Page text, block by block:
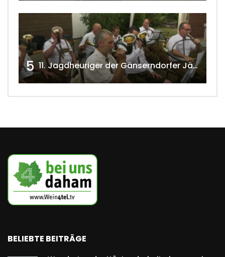
5 11. Jagdheuriger der Gänserndorfer Jäger 2020 w4tv166
BELIEBTE BEITRÄGE